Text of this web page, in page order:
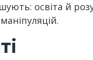
освіта й